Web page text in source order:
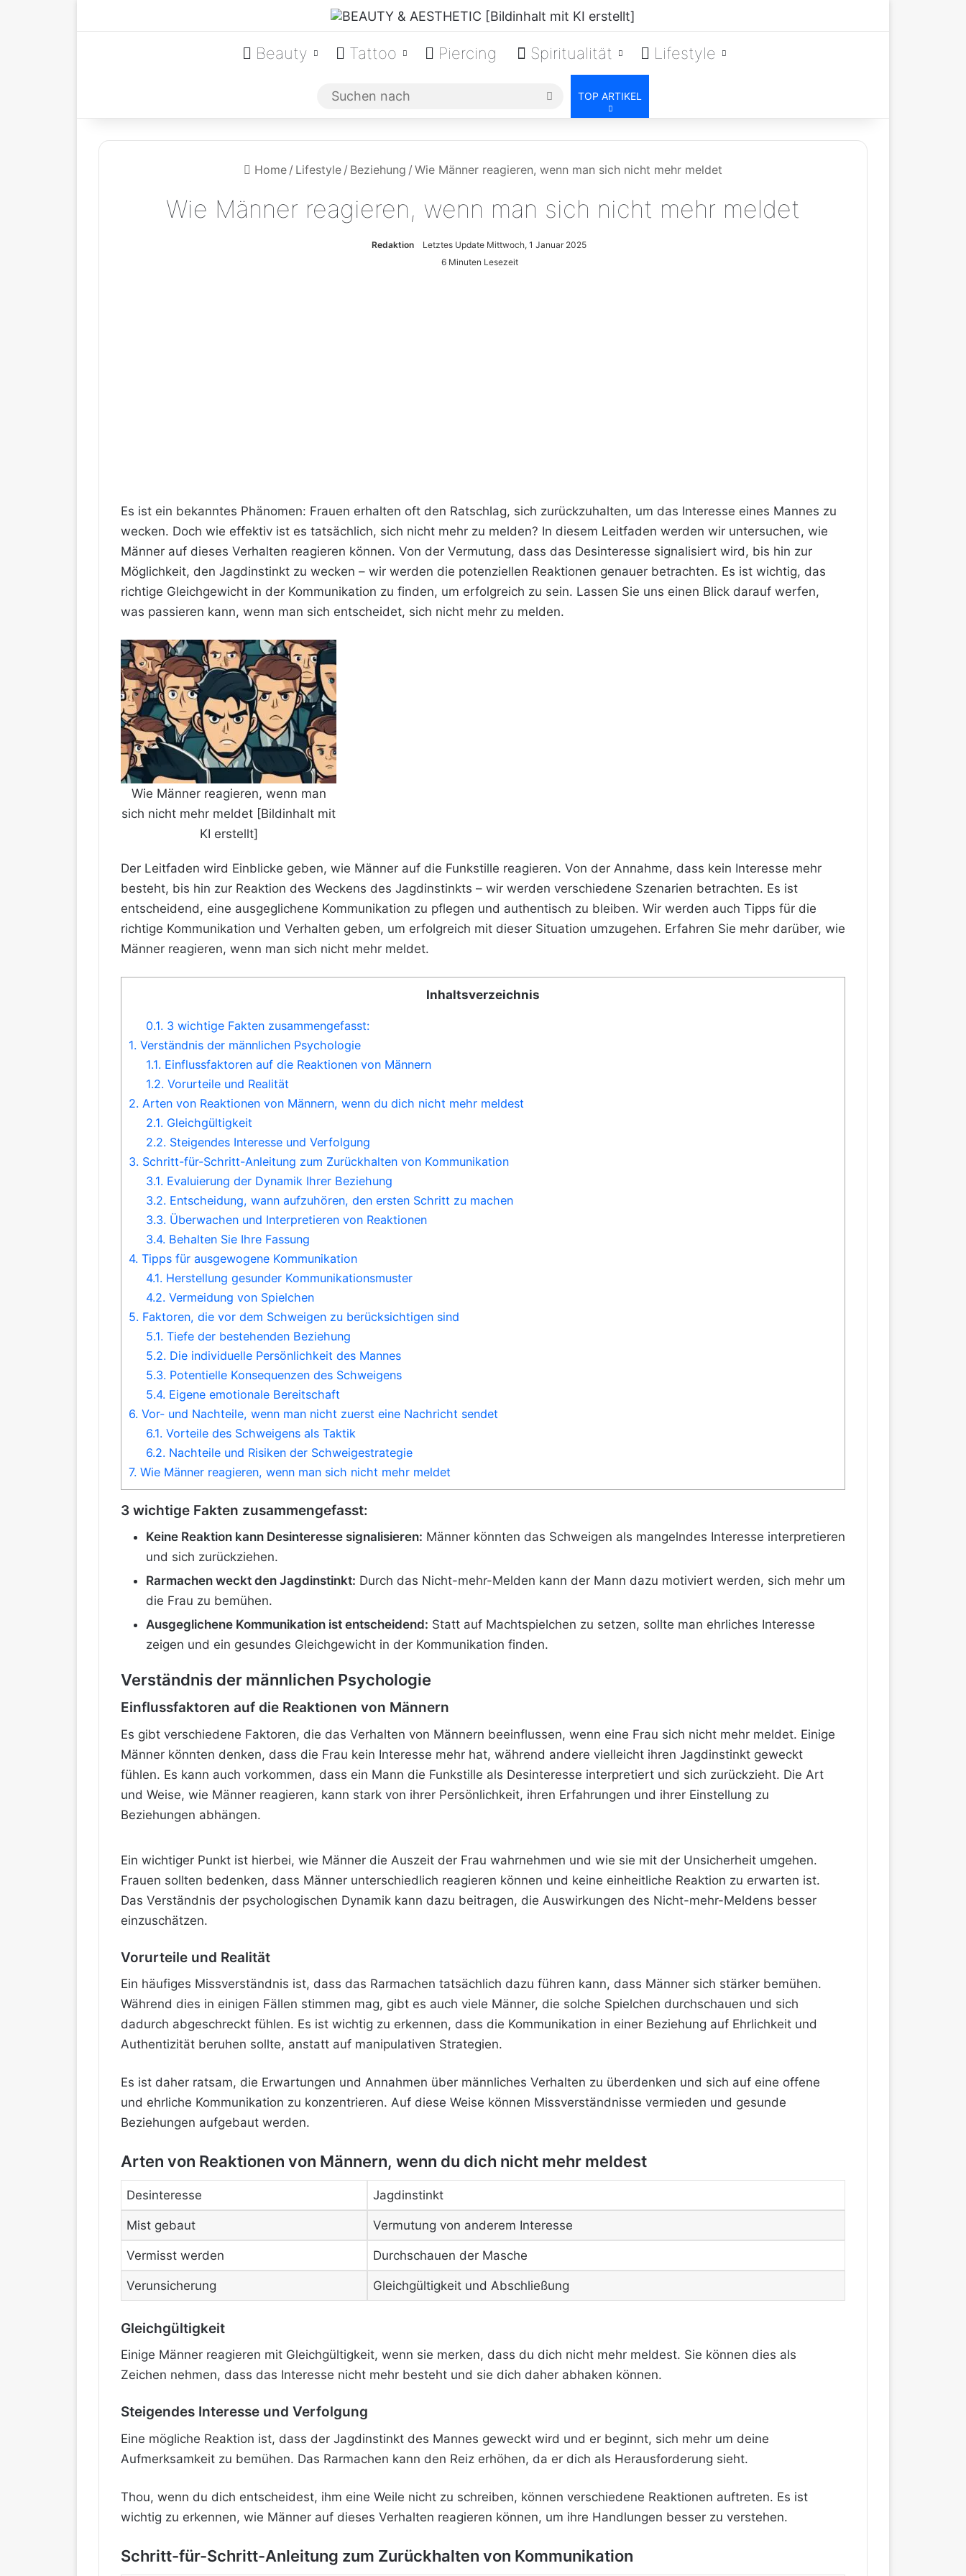
Beauty Tattoo Piercing Spiritualität Lifestyle
Suchen
nach
TOP ARTIKEL
Home / Lifestyle / Beziehung / Wie Männer reagieren, wenn man sich nicht mehr meldet
Wie Männer reagieren, wenn man sich nicht mehr meldet
Redaktion
Letztes Update Mittwoch, 1 Januar 2025
6 Minuten Lesezeit
Es ist ein bekanntes Phänomen: Frauen erhalten oft den Ratschlag, sich zurückzuhalten, um das Interesse eines Mannes zu
wecken. Doch wie effektiv ist es tatsächlich, sich nicht mehr zu melden? In diesem Leitfaden werden wir untersuchen, wie
Männer auf dieses Verhalten reagieren können. Von der Vermutung, dass das Desinteresse signalisiert wird, bis hin zur
Möglichkeit, den Jagdinstinkt zu wecken – wir werden die potenziellen Reaktionen genauer betrachten. Es ist wichtig, das
richtige Gleichgewicht in der Kommunikation zu finden, um erfolgreich zu sein. Lassen Sie uns einen Blick darauf werfen,
was passieren kann, wenn man sich entscheidet, sich nicht mehr zu melden.
Wie Männer reagieren, wenn man
sich nicht mehr meldet [Bildinhalt mit
KI erstellt]
Der Leitfaden wird Einblicke geben, wie Männer auf die Funkstille reagieren. Von der Annahme, dass kein Interesse mehr
besteht, bis hin zur Reaktion des Weckens des Jagdinstinkts – wir werden verschiedene Szenarien betrachten. Es ist
entscheidend, eine ausgeglichene Kommunikation zu pflegen und authentisch zu bleiben. Wir werden auch Tipps für die
richtige Kommunikation und Verhalten geben, um erfolgreich mit dieser Situation umzugehen. Erfahren Sie mehr darüber, wie
Männer reagieren, wenn man sich nicht mehr meldet.
Inhaltsverzeichnis
0.1. 3 wichtige Fakten zusammengefasst:
1. Verständnis der männlichen Psychologie
1.1. Einflussfaktoren auf die Reaktionen von Männern
1.2. Vorurteile und Realität
2. Arten von Reaktionen von Männern, wenn du dich nicht mehr meldest
2.1. Gleichgültigkeit
2.2. Steigendes Interesse und Verfolgung
3. Schritt-für-Schritt-Anleitung zum Zurückhalten von Kommunikation
3.1. Evaluierung der Dynamik Ihrer Beziehung
3.2. Entscheidung, wann aufzuhören, den ersten Schritt zu machen
3.3. Überwachen und Interpretieren von Reaktionen
3.4. Behalten Sie Ihre Fassung
4. Tipps für ausgewogene Kommunikation
4.1. Herstellung gesunder Kommunikationsmuster
4.2. Vermeidung von Spielchen
5. Faktoren, die vor dem Schweigen zu berücksichtigen sind
5.1. Tiefe der bestehenden Beziehung
5.2. Die individuelle Persönlichkeit des Mannes
5.3. Potentielle Konsequenzen des Schweigens
5.4. Eigene emotionale Bereitschaft
6. Vor- und Nachteile, wenn man nicht zuerst eine Nachricht sendet
6.1. Vorteile des Schweigens als Taktik
6.2. Nachteile und Risiken der Schweigestrategie
7. Wie Männer reagieren, wenn man sich nicht mehr meldet
3 wichtige Fakten zusammengefasst:
Keine Reaktion kann Desinteresse signalisieren: Männer könnten das Schweigen als mangelndes Interesse interpretieren
und sich zurückziehen.
Rarmachen weckt den Jagdinstinkt: Durch das Nicht-mehr-Melden kann der Mann dazu motiviert werden, sich mehr um
die Frau zu bemühen.
Ausgeglichene Kommunikation ist entscheidend: Statt auf Machtspielchen zu setzen, sollte man ehrliches Interesse
zeigen und ein gesundes Gleichgewicht in der Kommunikation finden.
Verständnis der männlichen Psychologie
Einflussfaktoren auf die Reaktionen von Männern
Es gibt verschiedene Faktoren, die das Verhalten von Männern beeinflussen, wenn eine Frau sich nicht mehr meldet. Einige
Männer könnten denken, dass die Frau kein Interesse mehr hat, während andere vielleicht ihren Jagdinstinkt geweckt
fühlen. Es kann auch vorkommen, dass ein Mann die Funkstille als Desinteresse interpretiert und sich zurückzieht. Die Art
und Weise, wie Männer reagieren, kann stark von ihrer Persönlichkeit, ihren Erfahrungen und ihrer Einstellung zu
Beziehungen abhängen.
Ein wichtiger Punkt ist hierbei, wie Männer die Auszeit der Frau wahrnehmen und wie sie mit der Unsicherheit umgehen.
Frauen sollten bedenken, dass Männer unterschiedlich reagieren können und keine einheitliche Reaktion zu erwarten ist.
Das Verständnis der psychologischen Dynamik kann dazu beitragen, die Auswirkungen des Nicht-mehr-Meldens besser
einzuschätzen.
Vorurteile und Realität
Ein häufiges Missverständnis ist, dass das Rarmachen tatsächlich dazu führen kann, dass Männer sich stärker bemühen.
Während dies in einigen Fällen stimmen mag, gibt es auch viele Männer, die solche Spielchen durchschauen und sich
dadurch abgeschreckt fühlen. Es ist wichtig zu erkennen, dass die Kommunikation in einer Beziehung auf Ehrlichkeit und
Authentizität beruhen sollte, anstatt auf manipulativen Strategien.
Es ist daher ratsam, die Erwartungen und Annahmen über männliches Verhalten zu überdenken und sich auf eine offene
und ehrliche Kommunikation zu konzentrieren. Auf diese Weise können Missverständnisse vermieden und gesunde
Beziehungen aufgebaut werden.
Arten von Reaktionen von Männern, wenn du dich nicht mehr meldest
Desinteresse Jagdinstinkt
Mist gebaut Vermutung von anderem Interesse
Vermisst werden Durchschauen der Masche
Verunsicherung Gleichgültigkeit und Abschließung
Gleichgültigkeit
Einige Männer reagieren mit Gleichgültigkeit, wenn sie merken, dass du dich nicht mehr meldest. Sie können dies als
Zeichen nehmen, dass das Interesse nicht mehr besteht und sie dich daher abhaken können.
Steigendes Interesse und Verfolgung
Eine mögliche Reaktion ist, dass der Jagdinstinkt des Mannes geweckt wird und er beginnt, sich mehr um deine
Aufmerksamkeit zu bemühen. Das Rarmachen kann den Reiz erhöhen, da er dich als Herausforderung sieht.
Thou, wenn du dich entscheidest, ihm eine Weile nicht zu schreiben, können verschiedene Reaktionen auftreten. Es ist
wichtig zu erkennen, wie Männer auf dieses Verhalten reagieren können, um ihre Handlungen besser zu verstehen.
Schritt-für-Schritt-Anleitung zum Zurückhalten von Kommunikation